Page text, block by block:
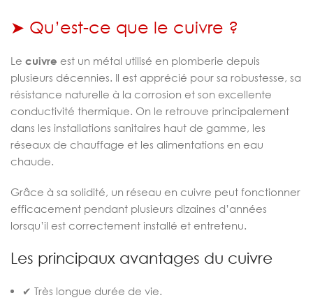
➤ Qu’est-ce que le cuivre ?
Le cuivre est un métal utilisé en plomberie depuis
plusieurs décennies. Il est apprécié pour sa robustesse, sa
résistance naturelle à la corrosion et son excellente
conductivité thermique. On le retrouve principalement
dans les installations sanitaires haut de gamme, les
réseaux de chauffage et les alimentations en eau
chaude.
Grâce à sa solidité, un réseau en cuivre peut fonctionner
efficacement pendant plusieurs dizaines d’années
lorsqu’il est correctement installé et entretenu.
Les principaux avantages du cuivre
✔ Très longue durée de vie.